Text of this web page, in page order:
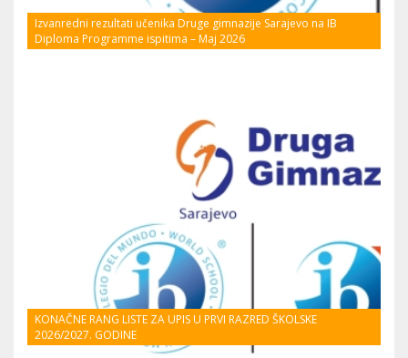
Izvanredni rezultati učenika Druge gimnazije Sarajevo na IB
Diploma Programme ispitima – Maj 2026
KONAČNE RANG LISTE ZA UPIS U PRVI RAZRED ŠKOLSKE
2026/2027. GODINE